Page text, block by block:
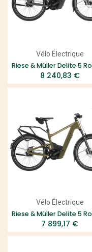
Vélo Électrique
8 240,83 €
Vélo Électrique
7 899,17 €